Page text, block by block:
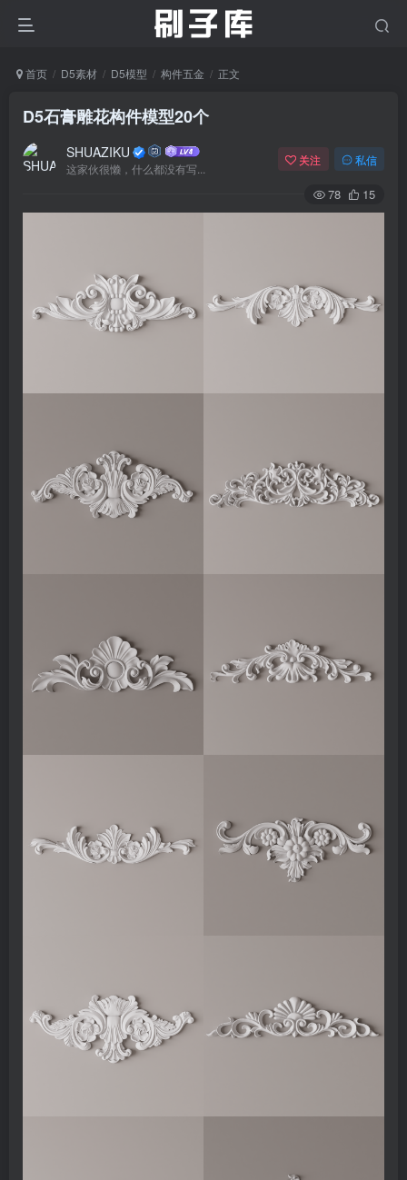
首页 D5素材 D5模型 构件五金 正文
D5石膏雕花构件模型20个
SHUAZIKU
这家伙很懒，什么都没有写...
关注 私信
78 15